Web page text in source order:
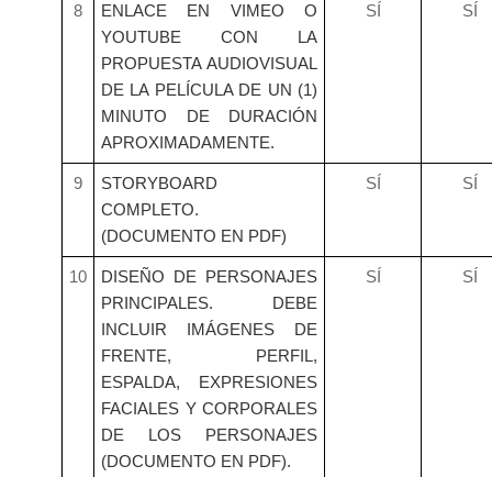
8
ENLACE EN VIMEO O
YOUTUBE CON LA
PROPUESTA AUDIOVISUAL
DE LA PELÍCULA DE UN (1)
MINUTO DE DURACIÓN
APROXIMADAMENTE.
SÍ SÍ
9
STORYBOARD
COMPLETO.
(DOCUMENTO EN PDF)
SÍ SÍ
10
DISEÑO DE PERSONAJES
PRINCIPALES. DEBE
INCLUIR IMÁGENES DE
FRENTE, PERFIL,
ESPALDA, EXPRESIONES
FACIALES Y CORPORALES
DE LOS PERSONAJES
(DOCUMENTO EN PDF).
SÍ SÍ